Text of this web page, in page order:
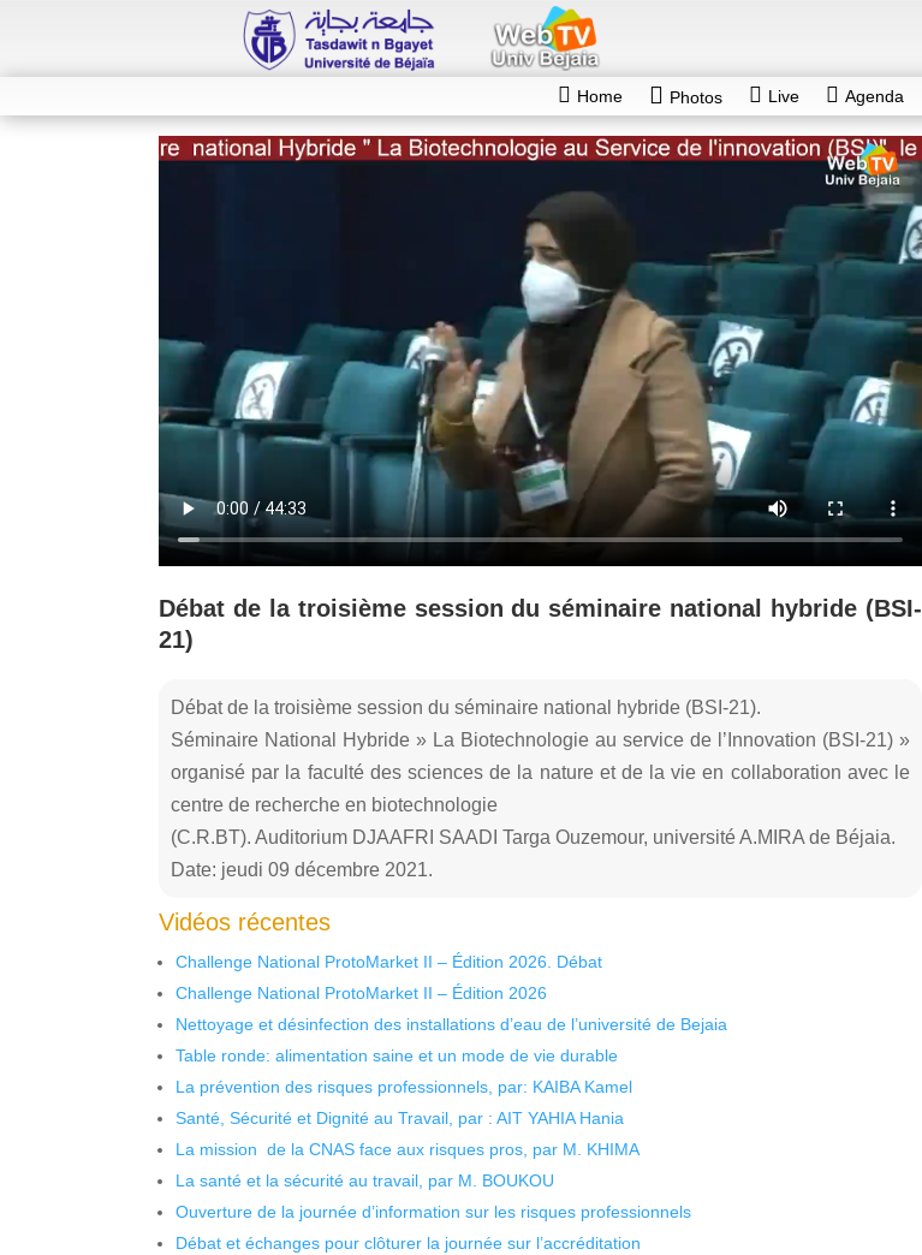
Home Photos Live Agenda
Débat de la troisième session du séminaire national hybride (BSI-
21)
Débat de la troisième session du séminaire national hybride (BSI-21).
Séminaire National Hybride » La Biotechnologie au service de l’Innovation (BSI-21) »
organisé par la faculté des sciences de la nature et de la vie en collaboration avec le
centre de recherche en biotechnologie
(C.R.BT). Auditorium DJAAFRI SAADI Targa Ouzemour, université A.MIRA de Béjaia.
Date: jeudi 09 décembre 2021.
Vidéos récentes
Challenge National ProtoMarket II – Édition 2026. Débat
Challenge National ProtoMarket II – Édition 2026
Nettoyage et désinfection des installations d’eau de l’université de Bejaia
Table ronde: alimentation saine et un mode de vie durable
La prévention des risques professionnels, par: KAIBA Kamel
Santé, Sécurité et Dignité au Travail, par : AIT YAHIA Hania
La mission de la CNAS face aux risques pros, par M. KHIMA
La santé et la sécurité au travail, par M. BOUKOU
Ouverture de la journée d’information sur les risques professionnels
Débat et échanges pour clôturer la journée sur l’accréditation